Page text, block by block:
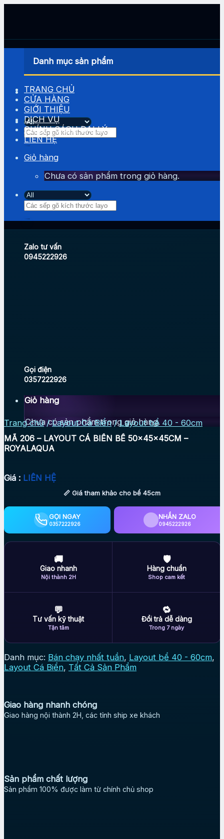
Tìm
kiếm:
Zalo tư vấn
0945222926
Gọi điện
0357222926
Giỏ hàng
Chưa có sản phẩm trong giỏ hàng.
Danh mục sản phẩm
TRANG CHỦ
CỬA HÀNG
GIỚI THIỆU
DỊCH VỤ
CHÍNH SÁCH ĐẠI LÝ
LIÊN HỆ
Giỏ hàng
Chưa có sản phẩm trong giỏ hàng.
Tìm
kiếm:
Trang chủ / Layout Cá Biển / Layout bể 40 - 60cm
MÃ 206 – LAYOUT CÁ BIỂN BỂ 50x45x45CM –
ROYALAQUA
Giá : LIÊN HỆ
📏 Giá tham khảo cho bể 45cm
GỌI NGAY
0357222926
NHẮN ZALO
0945222926
🚚
Giao nhanh
Nội thành 2H
🛡
Hàng chuẩn
Shop cam kết
💬
Tư vấn kỹ thuật
Tận tâm
🔁
Đổi trả dễ dàng
Trong 7 ngày
Danh mục: Bán chạy nhất tuần, Layout bể 40 - 60cm,
Layout Cá Biển, Tất Cả Sản Phẩm
Giao hàng nhanh chóng
Giao hàng nội thành 2H, các tỉnh ship xe khách
Sản phẩm chất lượng
Sản phẩm 100% được làm từ chính chủ shop